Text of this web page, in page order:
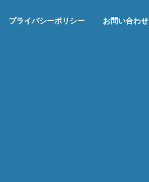
プライバシーポリシー お問い合わせ